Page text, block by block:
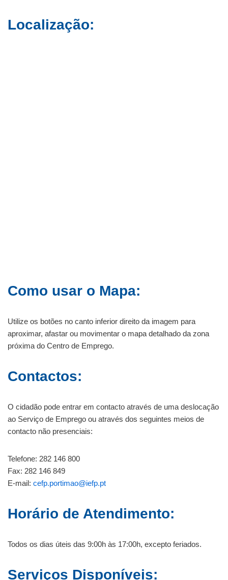
Localização:
Como usar o Mapa:
Utilize os botões no canto inferior direito da imagem para
aproximar, afastar ou movimentar o mapa detalhado da zona
próxima do Centro de Emprego.
Contactos:
O cidadão pode entrar em contacto através de uma deslocação
ao Serviço de Emprego ou através dos seguintes meios de
contacto não presenciais:
Telefone: 282 146 800
Fax: 282 146 849
E-mail: cefp.portimao@iefp.pt
Horário de Atendimento:
Todos os dias úteis das 9:00h às 17:00h, excepto feriados.
Serviços Disponíveis: